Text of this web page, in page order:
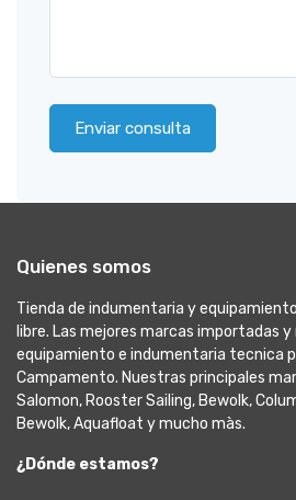
Enviar consulta
Quienes somos
Tienda de indumentaria y
libre. Las mejores marcas importadas y
equipamiento e indumentaria tecnica
Campamento. Nuestras principales
Salomon, Rooster Sailing, Bewolk,
Bewolk, Aquafloat y mucho màs.
¿Dónde estamos?